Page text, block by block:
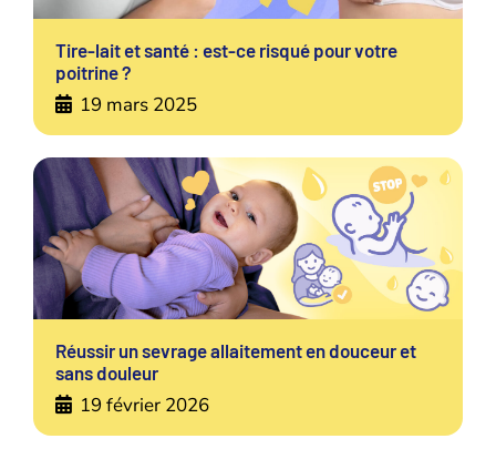
Tire-lait et santé : est-ce risqué pour votre
poitrine ?
19 mars 2025
Réussir un sevrage allaitement en douceur et
sans douleur
19 février 2026